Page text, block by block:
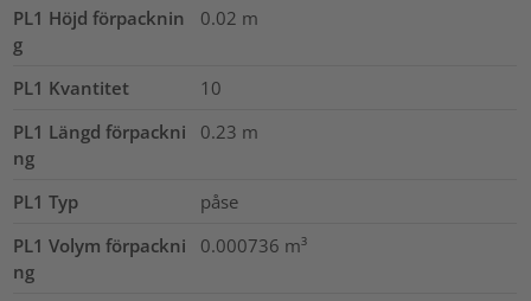
PL1 Höjd förpacknin
g
0.02 m
PL1 Kvantitet
10
PL1 Längd förpackni
ng
0.23 m
PL1 Typ
påse
PL1 Volym förpackni
ng
0.000736 m³